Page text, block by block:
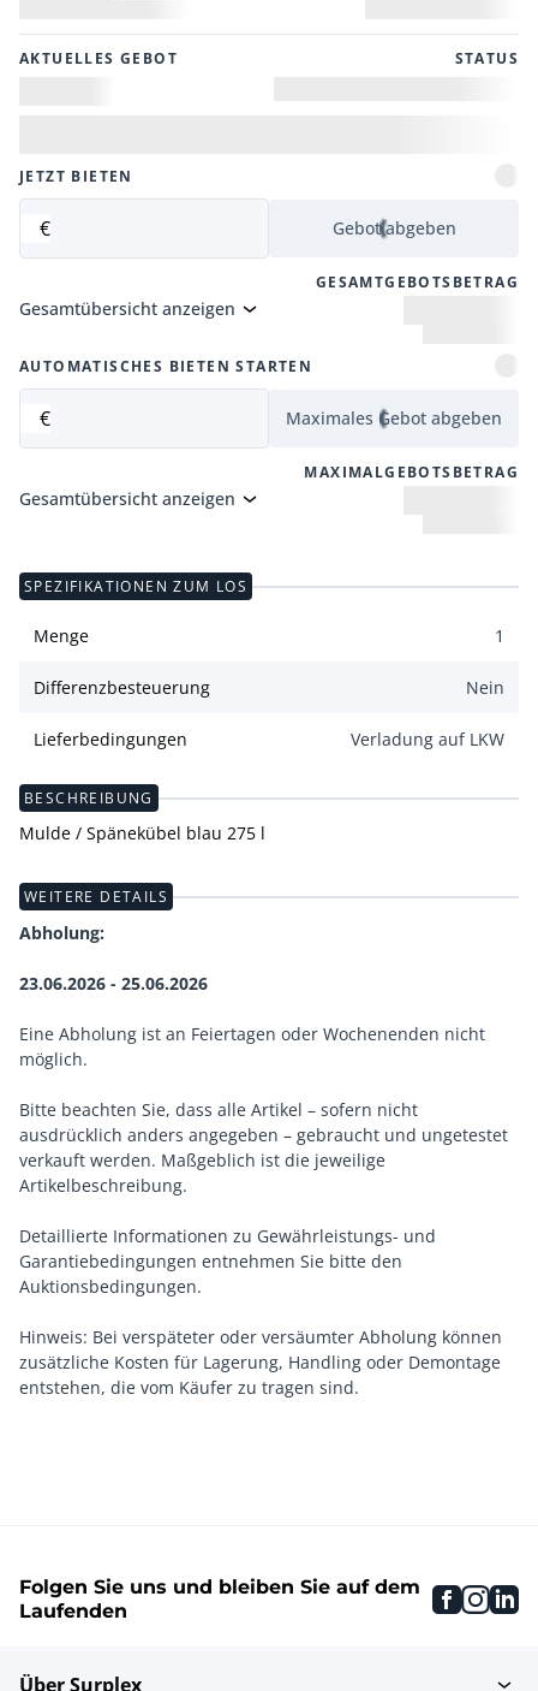
AKTUELLES GEBOT STATUS
JETZT BIETEN
€ Gebot abgeben
GESAMTGEBOTSBETRAG
Gesamtübersicht anzeigen
AUTOMATISCHES BIETEN STARTEN
€ Maximales Gebot abgeben
MAXIMALGEBOTSBETRAG
Gesamtübersicht anzeigen
SPEZIFIKATIONEN ZUM LOS
Menge 1
Differenzbesteuerung Nein
Lieferbedingungen Verladung auf LKW
BESCHREIBUNG
Mulde / Spänekübel blau 275 l
WEITERE DETAILS
Abholung:
23.06.2026 - 25.06.2026
Eine Abholung ist an Feiertagen oder Wochenenden nicht
möglich.
Bitte beachten Sie, dass alle Artikel – sofern nicht
ausdrücklich anders angegeben – gebraucht und ungetestet
verkauft werden. Maßgeblich ist die jeweilige
Artikelbeschreibung.
Detaillierte Informationen zu Gewährleistungs- und
Garantiebedingungen entnehmen Sie bitte den
Auktionsbedingungen.
Hinweis: Bei verspäteter oder versäumter Abholung können
zusätzliche Kosten für Lagerung, Handling oder Demontage
entstehen, die vom Käufer zu tragen sind.
Folgen Sie uns und bleiben Sie auf dem
Laufenden
Über Surplex